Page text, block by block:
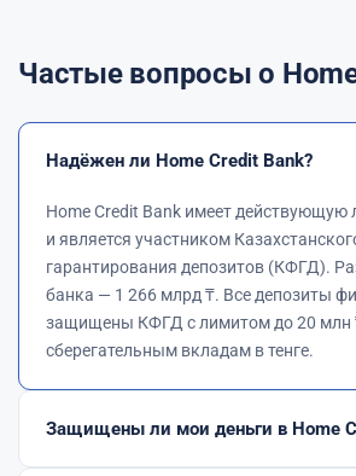
Частые вопросы о
Надёжен ли Home Credit Bank?
Home Credit Bank имеет
и является участником
гарантирования депозитов (КФГД).
банка — 1 266 млрд ₸. Все депозиты
защищены КФГД с лимитом до 20 млн
сберегательным вкладам в тенге.
Защищены ли мои деньги в Home